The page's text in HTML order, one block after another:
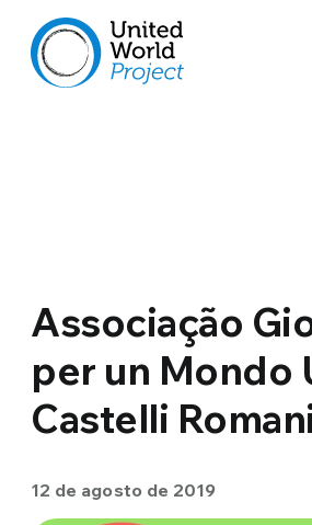
Associação
per un Mondo
Castelli
12 de agosto de 2019